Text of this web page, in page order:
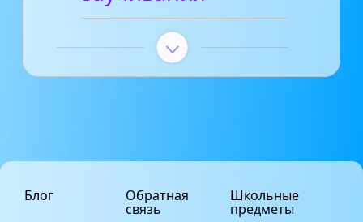
Блог Обратная
связь
Школьные
предметы